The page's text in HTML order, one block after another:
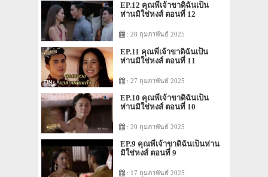
EP.12 คุณพี่เจ้าขาดิฉันเป็น
ห่านมิใช่หงส์ ตอนที่ 12
: 28 กุมภาพันธ์ 2025
EP.11 คุณพี่เจ้าขาดิฉันเป็น
ห่านมิใช่หงส์ ตอนที่ 11
: 27 กุมภาพันธ์ 2025
EP.10 คุณพี่เจ้าขาดิฉันเป็น
ห่านมิใช่หงส์ ตอนที่ 10
: 20 กุมภาพันธ์ 2025
EP.9 คุณพี่เจ้าขาดิฉันเป็นห่าน
มิใช่หงส์ ตอนที่ 9
: 17 กุมภาพันธ์ 2025